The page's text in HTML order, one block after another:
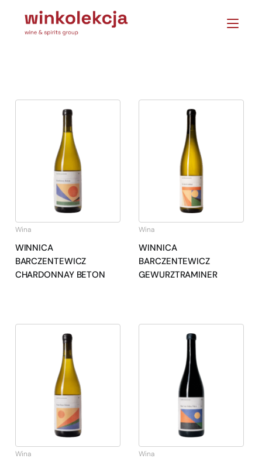
Wina
WINNICA
BARCZENTEWICZ
CHARDONNAY BETON
Wina
WINNICA
BARCZENTEWICZ
GEWURZTRAMINER
Wina Wina